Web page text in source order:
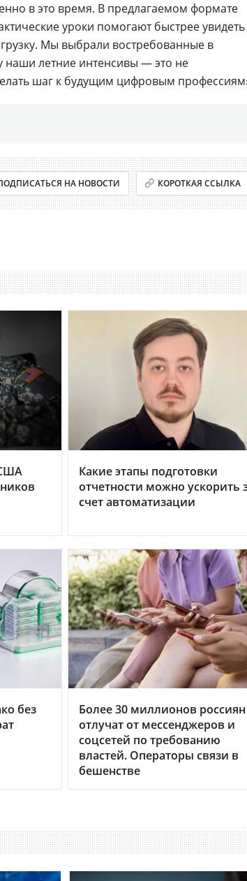
в это время. В предлагаемом формате
уроки помогают быстрее увидеть
Мы выбрали востребованные в
летние интенсивы — это не
шаг к будущим цифровым
НА НОВОСТИ КОРОТКАЯ ССЫЛКА
Какие этапы подготовки
отчетности можно ускорить
счет автоматизации
без
Более 30 миллионов россиян
отлучат от мессенджеров и
соцсетей по требованию
властей. Операторы связи в
бешенстве